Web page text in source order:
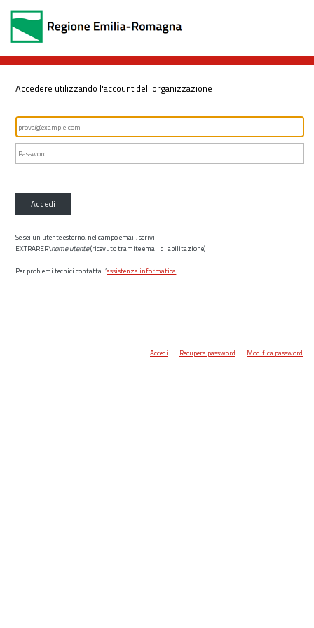
Accedere utilizzando l'account dell'organizzazione
Accedi
Se sei un utente esterno, nel campo email, scrivi
EXTRARER\nome utente(ricevuto tramite email di abilitazione)
Per problemi tecnici contatta l’assistenza informatica.
Accedi Recupera password Modifica password